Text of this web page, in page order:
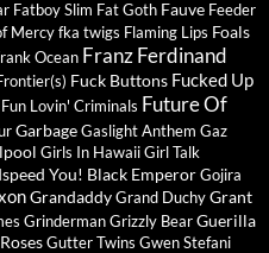
Fatboy Slim Fat Goth Fauve Feeder
Mercyfka twigs Flaming Lips Foals
Ocean Franz Ferdinand
Fuck Buttons Fucked Up
Fun Lovin' Criminals Future Of
GarbageGaslight Anthem Gaz
Girls In HawaiiGirl Talk
You! Black EmperorGojira
GrandaddyGrand DuchyGrant
GrindermanGrizzly BearGuerilla
Gutter Twins Gwen Stefani